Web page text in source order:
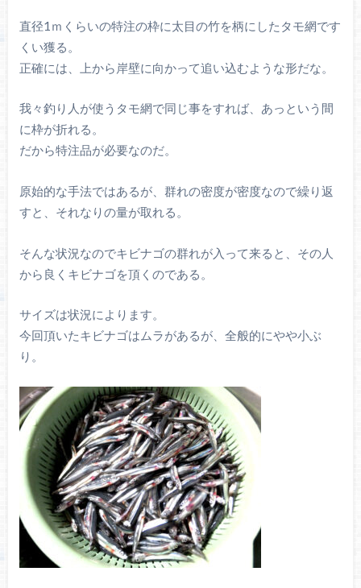
直径1ｍくらいの特注の枠に太目の竹を柄にしたタモ網です
くい獲る。
正確には、上から岸壁に向かって追い込むような形だな。
我々釣り人が使うタモ網で同じ事をすれば、あっという間
に枠が折れる。
だから特注品が必要なのだ。
原始的な手法ではあるが、群れの密度が密度なので繰り返
すと、それなりの量が取れる。
そんな状況なのでキビナゴの群れが入って来ると、その人
から良くキビナゴを頂くのである。
サイズは状況によります。
今回頂いたキビナゴはムラがあるが、全般的にやや小ぶ
り。